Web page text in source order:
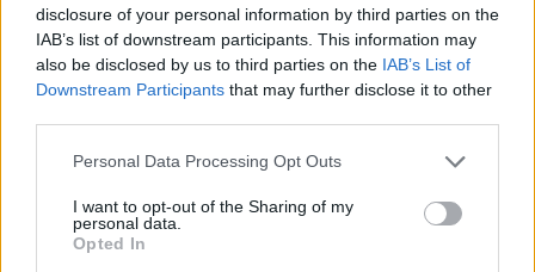
disclosure of your personal information by third parties on the
IAB’s list of downstream participants. This information may
also be disclosed by us to third parties on the IAB’s List of
Downstream Participants that may further disclose it to other
Personal Data Processing Opt Outs
I want to opt-out of the Sharing of my
personal data.
Opted In
INCHIESTA A BERGAMO
Ecco come Ranieri Guerra si
difende dalle accuse sulla
pandemia
14/05/2021
RIVELAZIONI